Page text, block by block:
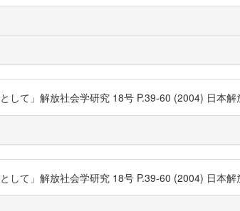
して」解放社会学研究 18号 P.39-60 (2004) 日本
して」解放社会学研究 18号 P.39-60 (2004) 日本